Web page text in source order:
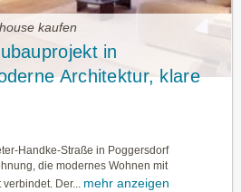
kaufen
in
Architektur, klare
Handke-Straße in Poggersdorf
die modernes Wohnen mit
Der... mehr anzeigen